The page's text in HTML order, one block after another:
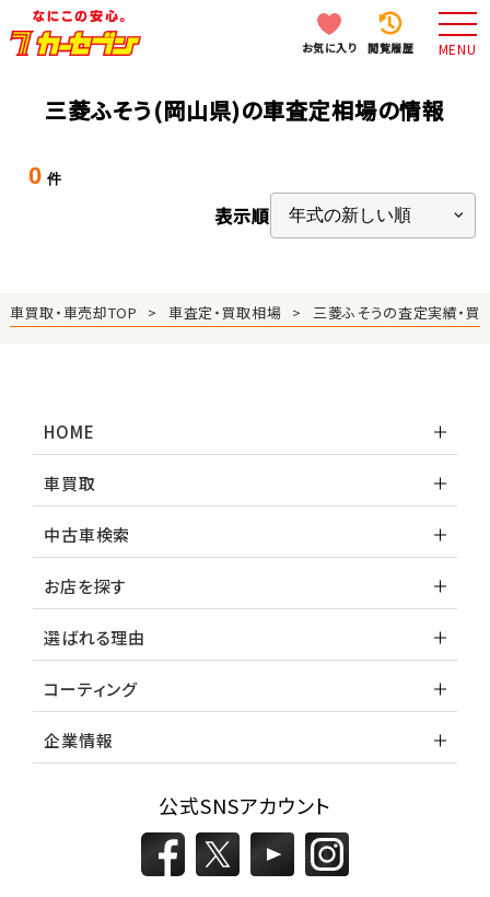
お気に入り 閲覧履歴 MENU
三菱ふそう(岡山県)の車査定相場の情報
0 件
表示順
車買取・車売却TOP 車査定・買取相場 三菱ふそうの査定実績・買
HOME
車買取
中古車検索
お店を探す
選ばれる理由
コーティング
企業情報
公式SNSアカウント